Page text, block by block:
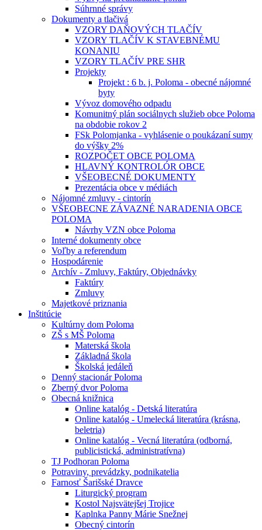
Súhrnné správy
Dokumenty a tlačivá
VZORY DAŇOVÝCH TLAČÍV
VZORY TLAČÍV K STAVEBNÉMU
KONANIU
VZORY TLAČÍV PRE SHR
Projekty
Projekt : 6 b. j. Poloma - obecné nájomné
byty
Vývoz domového odpadu
Komunitný plán sociálnych služieb obce Poloma
na obdobie rokov 2
FSk Polomjanka - vyhlásenie o poukázaní sumy
do výšky 2%
ROZPOČET OBCE POLOMA
HLAVNÝ KONTROLÓR OBCE
VŠEOBECNÉ DOKUMENTY
Prezentácia obce v médiách
Nájomné zmluvy - cintorín
VŠEOBECNE ZÁVAZNÉ NARADENIA OBCE
POLOMA
Návrhy VZN obce Poloma
Interné dokumenty obce
Voľby a referendum
Hospodárenie
Archív - Zmluvy, Faktúry, Objednávky
Faktúry
Zmluvy
Majetkové priznania
Inštitúcie
Kultúrny dom Poloma
ZŠ s MŠ Poloma
Materská škola
Základná škola
Školská jedáleň
Denný stacionár Poloma
Zberný dvor Poloma
Obecná knižnica
Online katalóg - Detská literatúra
Online katalóg - Umelecká literatúra (krásna,
beletria)
Online katalóg - Vecná literatúra (odborná,
publicistická, administratívna)
TJ Podhoran Poloma
Potraviny, prevádzky, podnikatelia
Farnosť Šarišské Dravce
Liturgický program
Kostol Najsvätejšej Trojice
Kaplnka Panny Márie Snežnej
Obecný cintorín